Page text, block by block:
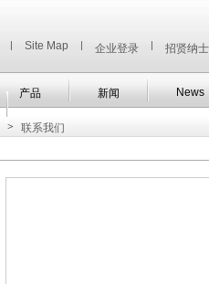
| Site Map | 企业登录 | 招贤纳士
产品 新闻
News
> 联系我们